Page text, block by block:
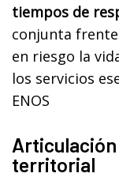
tiempos de
conjunta
en riesgo la
los servicios
ENOS
Articulación
territorial